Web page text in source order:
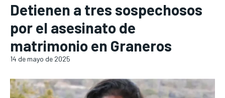
Detienen a tres sospechosos
por el asesinato de
matrimonio en Graneros
14 de mayo de 2025